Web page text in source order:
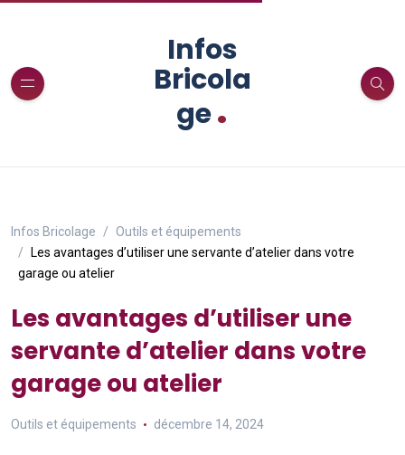
Infos
Bricola
ge.
Infos Bricolage
Outils et équipements
Les avantages d’utiliser une servante d’atelier dans votre
garage ou atelier
Les avantages d’utiliser une
servante d’atelier dans votre
garage ou atelier
Outils et équipements décembre 14, 2024